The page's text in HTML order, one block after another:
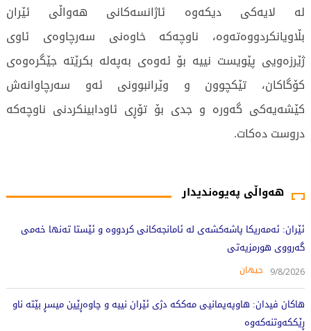
هەواڵی پەیوەندیدار
ئێران: ئەمەریکا پاشەکشەی لە ئامانجەکانی کردووە و ئێستا تەنها خەمی
گەرووی هورمزیەتی
9/8/2026 جیهان
هاکان فیدان: هاوپەیمانیی مەککە دژی ئێران نییە و چاوەڕێین میسڕ بێتە ناو
ڕێککەوتنەکەوە
لە لایەکی دیکەوە ئاژانسەکانی هەواڵی ئێران
بڵاویانکردووەتەوە، ناوچەکە خاوەنی سەرچاوەی ئاوی
ژێرزەویی پێویست نییە بۆ ئەوەی بەپەلە بکرێتە جێگرەوەی
کۆگاکان، تێکچوون و وێرانبوونی ئەو سەرچاوانەش
کێشەیەکی گەورە و جدی بۆ تۆڕی ئاودابینکردنی ناوچەکە
دروست دەکات.